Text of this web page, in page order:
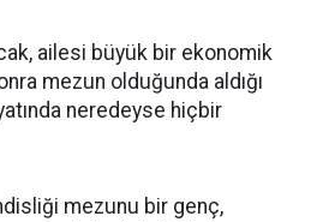
ailesi büyük bir ekonomik
mezun olduğunda aldığı
neredeyse hiçbir
mezunu bir genç,